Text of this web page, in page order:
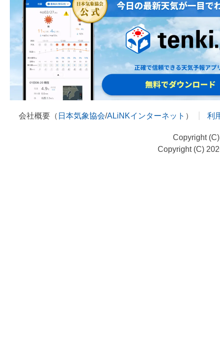
会社概要（ 日本気象協会/ALiNKインターネット ） 利
Copyright
Copyright (C)